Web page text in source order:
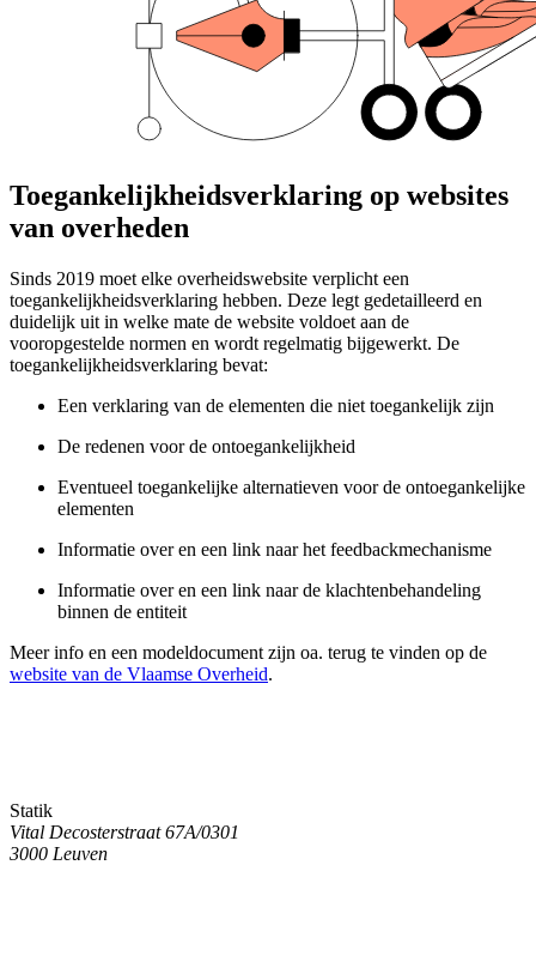
Toegankelijkheidsverklaring op websites
van overheden
Sinds 2019 moet elke overheidswebsite verplicht een
toegankelijkheidsverklaring hebben. Deze legt gedetailleerd en
duidelijk uit in welke mate de website voldoet aan de
vooropgestelde normen en wordt regelmatig bijgewerkt. De
toegankelijkheidsverklaring bevat:
Een verklaring van de elementen die niet toegankelijk zijn
De redenen voor de ontoegankelijkheid
Eventueel toegankelijke alternatieven voor de ontoegankelijke
elementen
Informatie over en een link naar het feedbackmechanisme
Informatie over en een link naar de klachtenbehandeling
binnen de entiteit
Meer info en een modeldocument zijn oa. terug te vinden op de
website van de Vlaamse Overheid.
Statik
Vital Decosterstraat 67A/0301
3000 Leuven